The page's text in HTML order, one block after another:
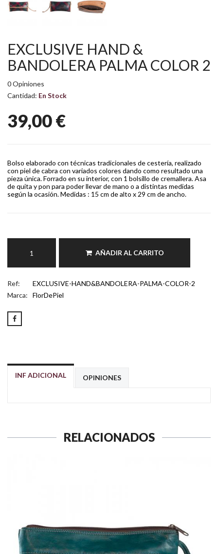
EXCLUSIVE HAND &
BANDOLERA PALMA COLOR 2
0 Opiniones
Cantidad: En Stock
39,00 €
Bolso elaborado con técnicas tradicionales de cestería, realizado
con piel de cabra con variados colores dando como resultado una
pieza única. Forrado en su interior, con 1 bolsillo de cremallera. Asa
de quita y pon para poder llevar de mano o a distintas medidas
según la ocasión. Medidas : 15 cm de alto x 29 cm de ancho.
AÑADIR AL CARRITO
Ref:
EXCLUSIVE-HAND&BANDOLERA-PALMA-COLOR-2
Marca:
FlorDePiel
INF ADICIONAL OPINIONES
RELACIONADOS